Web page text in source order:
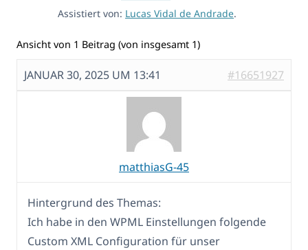
Assistiert von: Lucas Vidal de Andrade.
Ansicht von 1 Beitrag (von insgesamt 1)
JANUAR 30, 2025 UM 13:41 #16651927
matthiasG-45
Hintergrund des Themas:
Ich habe in den WPML Einstellungen folgende
Custom XML Configuration für unser